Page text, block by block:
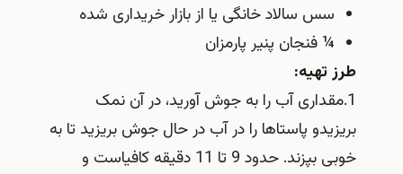
سس سالاد خانگی یا از بازار خریداری شده
¼ فنجان پنیر پارمزان
طرز تهیه:
1.مقداری آب را به جوش آورید، در آن نمک
بریزیدو پاستاها را در آب در حال جوش بریزید تا به
خوبی بپزند. حدود 9 تا 11 دقیقه کافیاست و